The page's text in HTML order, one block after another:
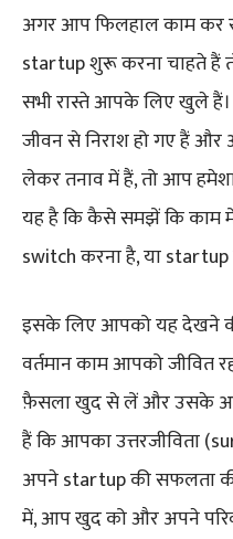
अगर आप फिलहाल काम
startup शुरू करना चाहते हैं
सभी रास्ते आपके लिए खुले
जीवन से निराश हो गए हैं
लेकर तनाव में हैं, तो आप
यह है कि कैसे समझें कि काम
switch करना है, या
इसके लिए आपको यह देखने
वर्तमान काम आपको जीवित
फ़ैसला खुद से लें और उसके
हैं कि आपका उत्तरजीविता
अपने startup की सफलता की
में, आप खुद को और अपने